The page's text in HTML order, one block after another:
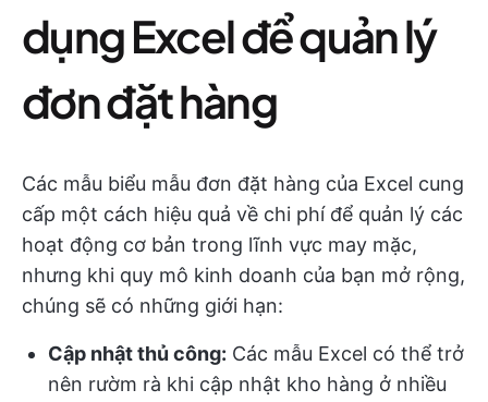
dụng Excel để quản lý
đơn đặt hàng
Các mẫu biểu mẫu đơn đặt hàng của Excel cung
cấp một cách hiệu quả về chi phí để quản lý các
hoạt động cơ bản trong lĩnh vực may mặc,
nhưng khi quy mô kinh doanh của bạn mở rộng,
chúng sẽ có những giới hạn:
Cập nhật thủ công: Các mẫu Excel có thể trở
nên rườm rà khi cập nhật kho hàng ở nhiều